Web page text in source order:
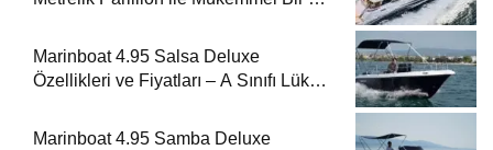
Marinboat 4.95 Salsa Deluxe
Özellikleri ve Fiyatları – A Sınıfı Lüks
Marinboat 4.95 Samba Deluxe